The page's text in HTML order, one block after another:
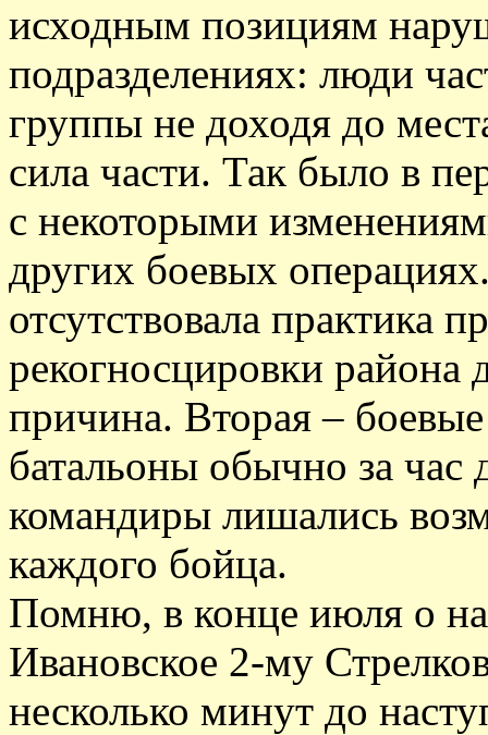
исходным позициям
подразделениях: люди
группы не доходя до
сила части. Так было в
с некоторыми
других боевых
отсутствовала практика
рекогносцировки района
причина. Вторая –
батальоны обычно за
командиры лишались
каждого бойца.
Помню, в конце июля о
Ивановское 2-му
несколько минут до